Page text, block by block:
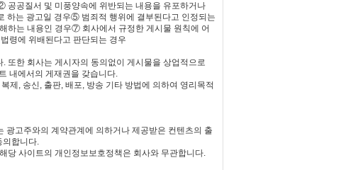
공질서 및 미풍양속에 위반되는 내용을 유포하거나
는 광고일 경우⑤ 범죄적 행위에 결부된다고 인정되는
하는 내용인 경우⑦ 회사에서 규정한 게시물 원칙에 어
령에 위배된다고 판단되는 경우
또한 회사는 게시자의 동의없이 게시물을 상업적으로
내에서의 게재권을 갖습니다.
제, 송신, 출판, 배포, 방송 기타 방법에 의하여 영리목적
고주와의 계약관계에 의하거나 제공받은 컨텐츠의 출
의합니다.
당 사이트의 개인정보보호정책은 회사와 무관합니다.